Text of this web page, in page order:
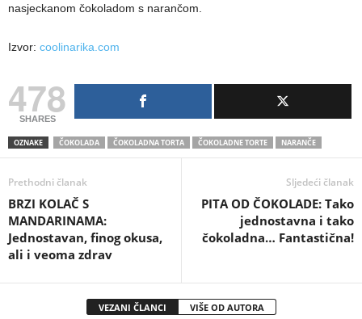
nasjeckanom čokoladom s narančom.
Izvor: coolinarika.com
478
SHARES
OZNAKE ČOKOLADA ČOKOLADNA TORTA ČOKOLADNE TORTE NARANČE
Prethodni članak
BRZI KOLAČ S
MANDARINAMA:
Jednostavan, finog okusa,
ali i veoma zdrav
Sljedeći članak
PITA OD ČOKOLADE: Tako
jednostavna i tako
čokoladna… Fantastična!
VEZANI ČLANCI VIŠE OD AUTORA